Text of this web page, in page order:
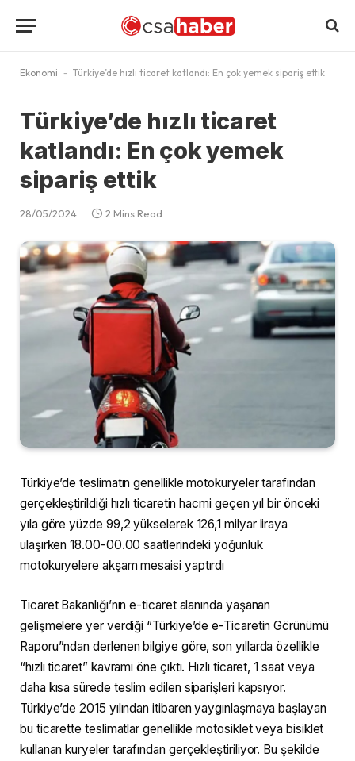
Ekonomi - Türkiye’de hızlı ticaret katlandı: En çok yemek sipariş ettik
Türkiye’de hızlı ticaret
katlandı: En çok yemek
sipariş ettik
28/05/2024 2 Mins Read
Türkiye’de teslimatın genellikle motokuryeler tarafından
gerçekleştirildiği hızlı ticaretin hacmi geçen yıl bir önceki
yıla göre yüzde 99,2 yükselerek 126,1 milyar liraya
ulaşırken 18.00-00.00 saatlerindeki yoğunluk
motokuryelere akşam mesaisi yaptırdı
Ticaret Bakanlığı’nın e-ticaret alanında yaşanan
gelişmelere yer verdiği “Türkiye’de e-Ticaretin Görünümü
Raporu”ndan derlenen bilgiye göre, son yıllarda özellikle
“hızlı ticaret” kavramı öne çıktı. Hızlı ticaret, 1 saat veya
daha kısa sürede teslim edilen siparişleri kapsıyor.
Türkiye’de 2015 yılından itibaren yaygınlaşmaya başlayan
bu ticarette teslimatlar genellikle motosiklet veya bisiklet
kullanan kuryeler tarafından gerçekleştiriliyor. Bu şekilde